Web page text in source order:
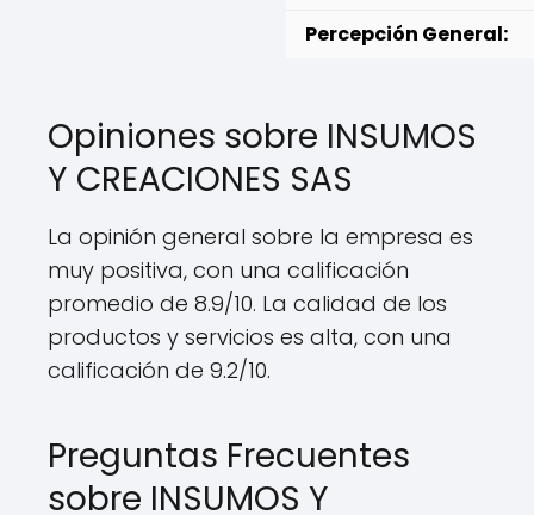
Percepción General:
Opiniones sobre INSUMOS
Y CREACIONES SAS
La opinión general sobre la empresa es
muy positiva, con una calificación
promedio de 8.9/10. La calidad de los
productos y servicios es alta, con una
calificación de 9.2/10.
Preguntas Frecuentes
sobre INSUMOS Y